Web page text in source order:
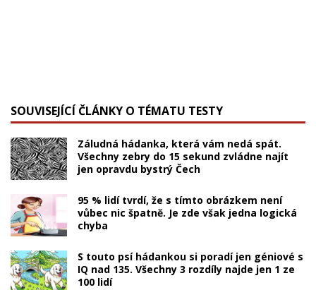
SOUVISEJÍCÍ ČLÁNKY O TÉMATU TESTY
Záludná hádanka, která vám nedá spát.
Všechny zebry do 15 sekund zvládne najít
jen opravdu bystrý Čech
95 % lidí tvrdí, že s tímto obrázkem není
vůbec nic špatně. Je zde však jedna logická
chyba
S touto psí hádankou si poradí jen géniové s
IQ nad 135. Všechny 3 rozdíly najde jen 1 ze
100 lidí